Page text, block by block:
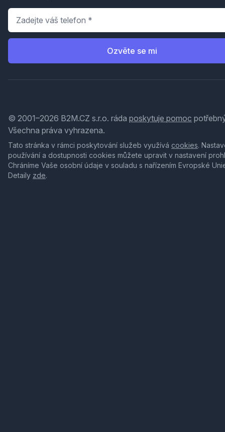
Telefon
Ozvěte se mi
© 2001–2026 B2M.CZ s.r.o. ráda poskytuje pomoc
Všechna práva vyhrazena.
Tato stránka v rámci poskytování služeb využívá cookies.
používání a dostupnosti cookies můžete upravit v nastavení
Chráníme Vaše osobní údaje v souladu s nařízením Evropské
Detaily zde.